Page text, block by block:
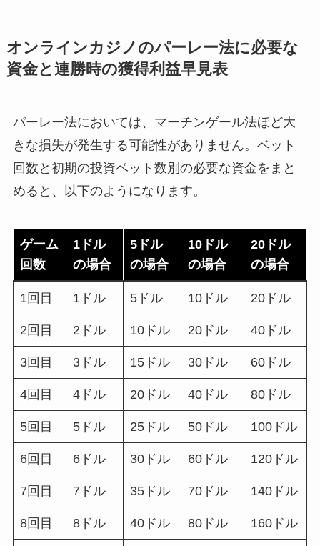
オンラインカジノのパーレー法に必要な
資金と連勝時の獲得利益早見表
パーレー法においては、マーチンゲール法ほど大
きな損失が発生する可能性がありません。ベット
回数と初期の投資ベット数別の必要な資金をまと
めると、以下のようになります。
ゲーム
回数
1ドル
の場合
5ドル
の場合
10ドル
の場合
20ドル
の場合
1回目 1ドル 5ドル 10ドル 20ドル
2回目 2ドル 10ドル 20ドル 40ドル
3回目 3ドル 15ドル 30ドル 60ドル
4回目 4ドル 20ドル 40ドル 80ドル
5回目 5ドル 25ドル 50ドル 100ドル
6回目 6ドル 30ドル 60ドル 120ドル
7回目 7ドル 35ドル 70ドル 140ドル
8回目 8ドル 40ドル 80ドル 160ドル